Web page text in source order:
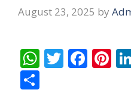
August 23, 2025 by
W T F Pi